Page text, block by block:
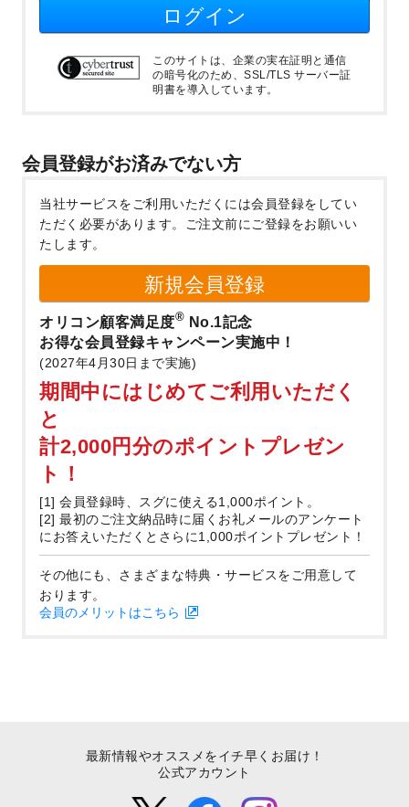
ログイン
このサイトは、企業の実在証明と通信
の暗号化のため、SSL/TLS サーバー証
明書を導入しています。
会員登録がお済みでない方
当社サービスをご利用いただくには会員登録をしてい
ただく必要があります。
ご注文前にご登録をお願いい
たします。
新規会員登録
オリコン顧客満足度® No.1記念
お得な会員登録キャンペーン実施中！
(2027年4月30日まで実施)
期間中にはじめてご利用いただく
と
計2,000円分のポイントプレゼン
ト！
[1] 会員登録時、スグに使える1,000ポイント。
[2] 最初のご注文納品時に届くお礼メールのアンケート
にお答えいただくとさらに1,000ポイントプレゼント！
その他にも、さまざまな特典・サービスをご用意して
おります。
会員のメリットはこちら
最新情報やオススメをイチ早くお届け！
公式アカウント